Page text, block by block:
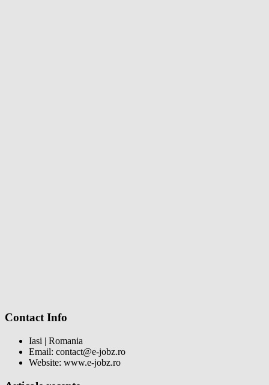
Contact Info
Iasi | Romania
Email: contact@e-jobz.ro
Website: www.e-jobz.ro